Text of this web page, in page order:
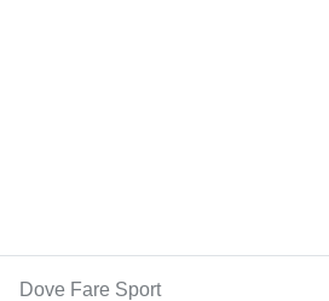
Dove Fare Sport